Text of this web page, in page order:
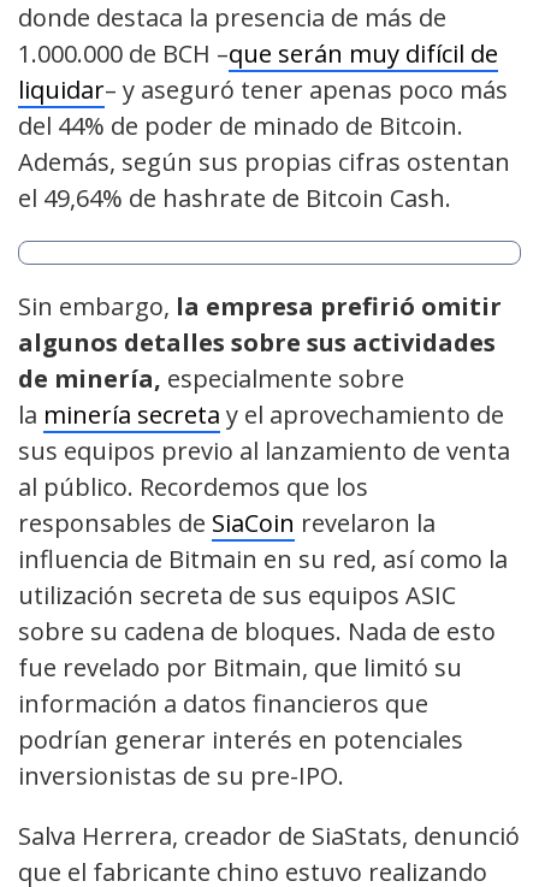
donde destaca la presencia de más de
1.000.000 de BCH –que serán muy difícil de
liquidar– y aseguró tener apenas poco más
del 44% de poder de minado de Bitcoin.
Además, según sus propias cifras ostentan
el 49,64% de hashrate de Bitcoin Cash.
Sin embargo, la empresa prefirió omitir
algunos detalles sobre sus actividades
de minería, especialmente sobre
la minería secreta y el aprovechamiento de
sus equipos previo al lanzamiento de venta
al público. Recordemos que los
responsables de SiaCoin revelaron la
influencia de Bitmain en su red, así como la
utilización secreta de sus equipos ASIC
sobre su cadena de bloques. Nada de esto
fue revelado por Bitmain, que limitó su
información a datos financieros que
podrían generar interés en potenciales
inversionistas de su pre-IPO.
Salva Herrera, creador de SiaStats, denunció
que el fabricante chino estuvo realizando